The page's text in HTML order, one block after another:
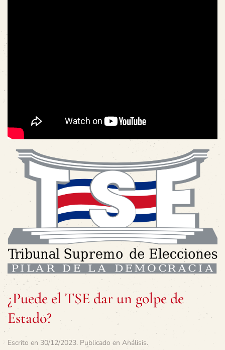
¿Puede el TSE dar un golpe de
Estado?
Escrito en 30/12/2023. Publicado en Análisis.